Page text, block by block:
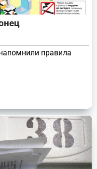
правила